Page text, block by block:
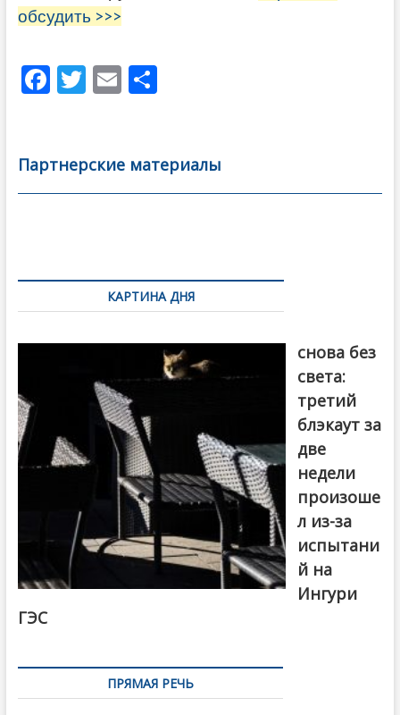
обсудить >>>
F
b
o
T
er
E
l
О
а
в
Партнерские материалы
по
записямКАРТИНА ДНЯ
снова без
света:
третий
блэкаут за
две
недели
произоше
л из-за
испытани
й на
Ингури
ГЭС
ПРЯМАЯ РЕЧЬ